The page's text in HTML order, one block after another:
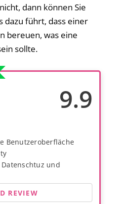
dann können Sie
dazu führt, dass einer
bereuen, was eine
sollte.
9.9
Benutzeroberfläche
und
REVIEW